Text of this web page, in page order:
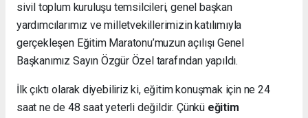
sivil toplum kuruluşu temsilcileri, genel başkan
yardımcılarımız ve milletvekillerimizin katılımıyla
gerçekleşen Eğitim Maratonu’muzun açılışı Genel
Başkanımız Sayın Özgür Özel tarafından yapıldı.
İlk çıktı olarak diyebiliriz ki, eğitim konuşmak için ne 24
saat ne de 48 saat yeterli değildir. Çünkü eğitim